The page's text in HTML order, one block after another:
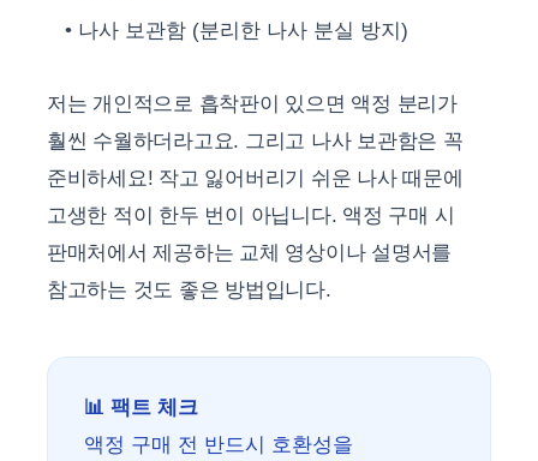
나사 보관함 (분리한 나사 분실 방지)
저는 개인적으로 흡착판이 있으면 액정 분리가
훨씬 수월하더라고요. 그리고 나사 보관함은 꼭
준비하세요! 작고 잃어버리기 쉬운 나사 때문에
고생한 적이 한두 번이 아닙니다. 액정 구매 시
판매처에서 제공하는 교체 영상이나 설명서를
참고하는 것도 좋은 방법입니다.
📊 팩트 체크
액정 구매 전 반드시 호환성을